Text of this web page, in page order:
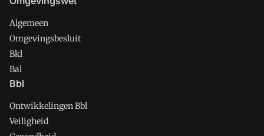
Algemeen
Omgevingsbesluit
Bkl
Bal
Bbl
Ontwikkelingen Bbl
Veiligheid